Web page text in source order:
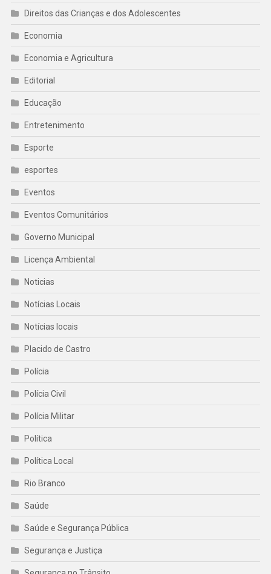
Direitos das Crianças e dos Adolescentes
Economia
Economia e Agricultura
Editorial
Educação
Entretenimento
Esporte
esportes
Eventos
Eventos Comunitários
Governo Municipal
Licença Ambiental
Noticias
Notícias Locais
Notícias locais
Placido de Castro
Polícia
Polícia Civil
Polícia Militar
Política
Política Local
Rio Branco
Saúde
Saúde e Segurança Pública
Segurança e Justiça